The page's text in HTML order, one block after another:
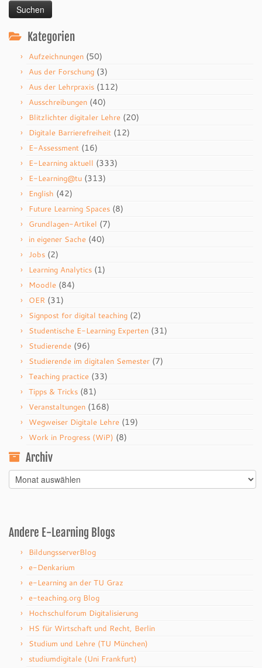
Kategorien
Aufzeichnungen (50)
Aus der Forschung (3)
Aus der Lehrpraxis (112)
Ausschreibungen (40)
Blitzlichter digitaler Lehre (20)
Digitale Barrierefreiheit (12)
E-Assessment (16)
E-Learning aktuell (333)
E-Learning@tu (313)
English (42)
Future Learning Spaces (8)
Grundlagen-Artikel (7)
in eigener Sache (40)
Jobs (2)
Learning Analytics (1)
Moodle (84)
OER (31)
Signpost for digital teaching (2)
Studentische E-Learning Experten (31)
Studierende (96)
Studierende im digitalen Semester (7)
Teaching practice (33)
Tipps & Tricks (81)
Veranstaltungen (168)
Wegweiser Digitale Lehre (19)
Work in Progress (WiP) (8)
Archiv
Archiv
Andere E-Learning Blogs
BildungsserverBlog
e-Denkarium
e-Learning an der TU Graz
e-teaching.org Blog
Hochschulforum Digitalisierung
HS für Wirtschaft und Recht, Berlin
Studium und Lehre (TU München)
studiumdigitale (Uni Frankfurt)